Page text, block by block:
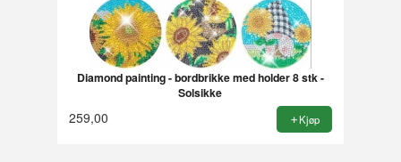
Diamond painting - bordbrikke med holder 8 stk -
Solsikke
259,00 Kjøp